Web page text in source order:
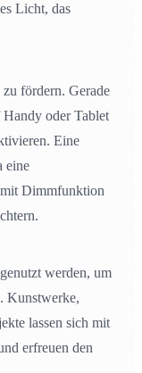
Licht, das
fördern. Gerade
oder Tablet
Eine
eine
mit Dimmfunktion
werden, um
Kunstwerke,
lassen sich mit
erfreuen den